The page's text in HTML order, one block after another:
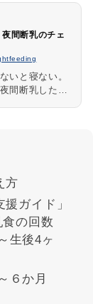
間断乳のチェ
いと寝ない。
間断乳したら
方
ガイド」
の回数
生後4ヶ
６か月